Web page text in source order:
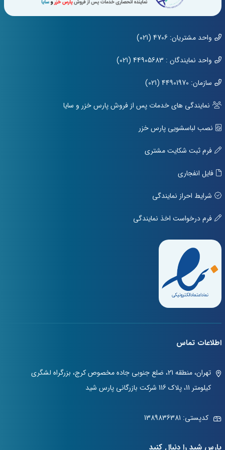
واحد مشتریان: 4706 (021)
واحد نمایندگان : 44905683 (021)
سازمان: 44901970 (021)
نمایندگی های خدمات پس از فروش پارس خزر و سایا
نصب لباسشویی پارس خزر
فرم ثبت شکایت مشتری
فایل انفجاری
شرایط احراز نمایندگی
فرم درخواست اخذ نمایندگی
اطلاعات تماس
تهران، منطقه 21، ضلع جنوبی جاده مخصوص کرج، بزرگراه لشگری
کیلومتر 11، پلاک 116 شرکت بازرگانی پارس شید
کدپستی: 1389836381
پارس شید را دنبال کنید